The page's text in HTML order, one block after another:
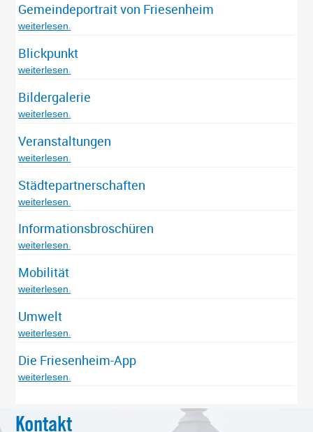
Gemeindeportrait von Friesenheim
weiterlesen
Blickpunkt
weiterlesen
Bildergalerie
weiterlesen
Veranstaltungen
weiterlesen
Städtepartnerschaften
weiterlesen
Informationsbroschüren
weiterlesen
Mobilität
weiterlesen
Umwelt
weiterlesen
Die Friesenheim-App
weiterlesen
Kontakt